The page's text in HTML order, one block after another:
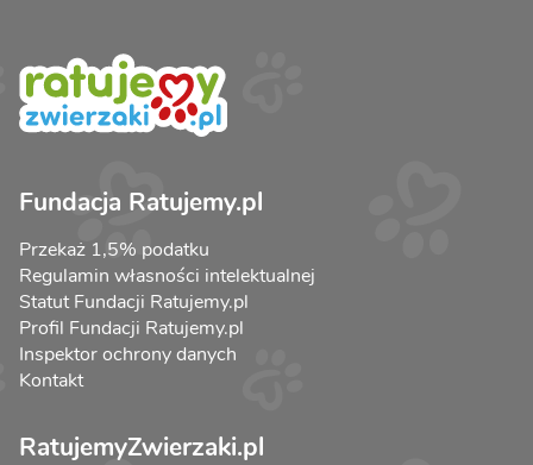
Fundacja Ratujemy.pl
Przekaż 1,5% podatku
Regulamin własności intelektualnej
Statut Fundacji Ratujemy.pl
Profil Fundacji Ratujemy.pl
Inspektor ochrony danych
Kontakt
RatujemyZwierzaki.pl